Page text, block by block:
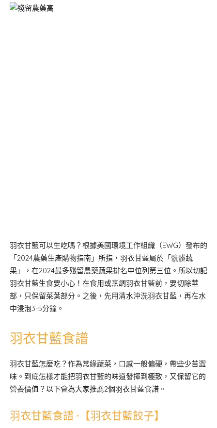
羽衣甘藍可以生吃嗎？根據美國環境工作組織（EWG）發布的
「2024農藥生產購物指南」所指，羽衣甘藍屬於「骯髒蔬
果」，在2024最多殘留農藥蔬果排名中位列第三位。所以切記
羽衣甘藍生食要小心！在食用或烹調羽衣甘藍前，要切除莖
部，只保留菜葉部分。之後，先用清水沖洗羽衣甘藍，再在水
中浸泡3-5分鐘。
羽衣甘藍食譜
羽衣甘藍怎麼吃？作為常綠蔬菜，口感一般偏硬，帶些少苦澀
味。到底怎樣才能把羽衣甘藍的味道發揮到極致，又保留它的
營養價值？以下會為大家推薦2個羽衣甘藍食譜。
羽衣甘藍食譜 -【羽衣甘藍餃子】